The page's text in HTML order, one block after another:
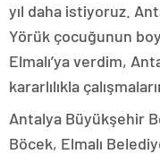
yıl daha istiyoruz.
Yörük çocuğunun
Elmalı’ya verdim,
kararlılıkla
Antalya Büyükşehir
Böcek, Elmalı